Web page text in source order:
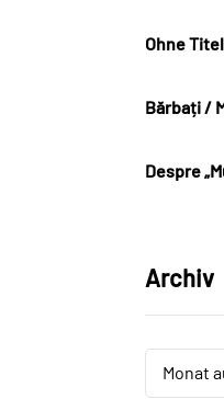
Ohne Titel
Bărbați /
Despre
Archiv
Archiv
Monat
Archiv